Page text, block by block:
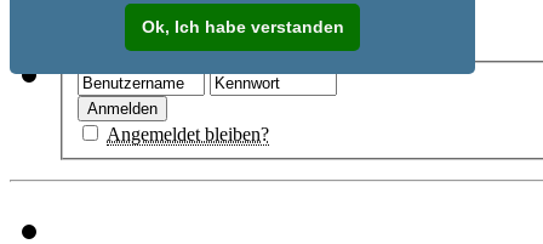
Ok, Ich habe verstanden
Registrieren
Angemeldet bleiben?